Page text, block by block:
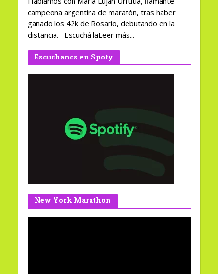
campeona argentina de maratón, tras haber
ganado los 42k de Rosario, debutando en la
distancia. Escuchá laLeer más...
Escuchanos en Spoty
New York Marathon